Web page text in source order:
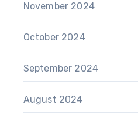
November 2024
October 2024
September 2024
August 2024